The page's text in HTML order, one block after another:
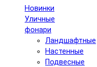
Новинки
Уличные
фонари
Ландшафтные
Настенные
Подвесные